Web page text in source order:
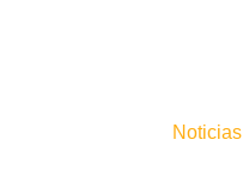
Noticias